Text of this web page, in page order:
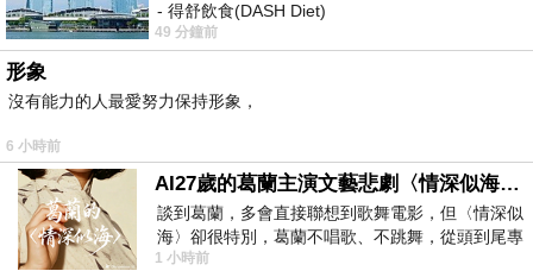
下一篇：準備好了
- 得舒飲食(DASH Diet)
https://www.facebook.com/dietitiansophia/posts/
49 分鐘前
形象
沒有能力的人最愛努力保持形象，
6 小時前
AI27歲的葛蘭主演文藝悲劇〈情深似海〉 #戀上老電影 #葛蘭 #粟子
談到葛蘭，多會直接聯想到歌舞電影，但〈情深似
海〉卻很特別，葛蘭不唱歌、不跳舞，從頭到尾專
心演戲。拍攝期間，經常工作超過12個鐘
1 小時前